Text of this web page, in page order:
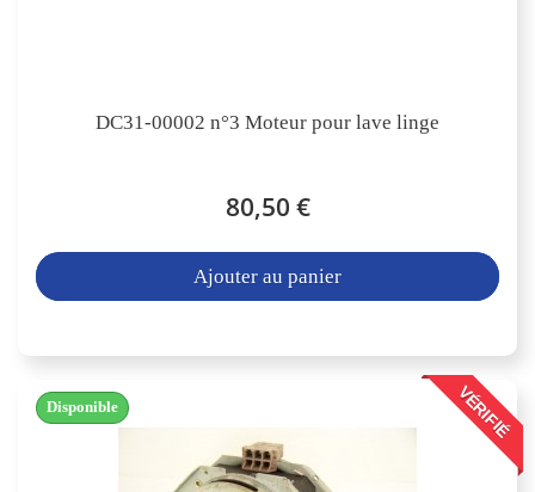
DC31-00002 n°3 Moteur pour lave linge
80,50 €
Ajouter au panier
VÉRIFIÉ
Disponible